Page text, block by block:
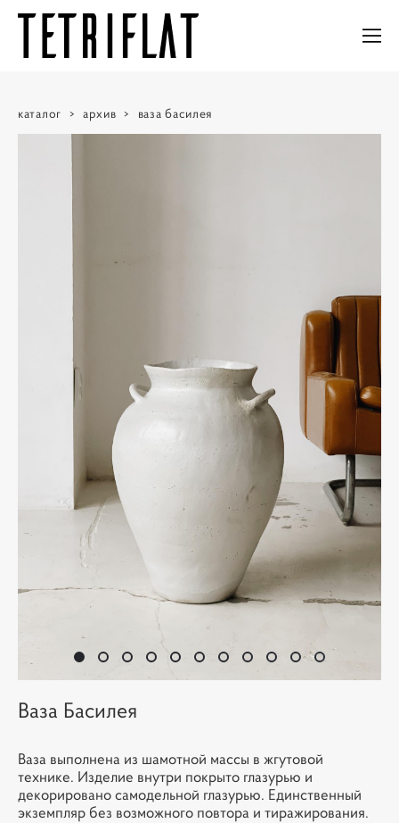
каталог > архив > ваза басилея
Ваза Басилея
Ваза выполнена из шамотной массы в жгутовой
технике. Изделие внутри покрыто глазурью и
декорировано самодельной глазурью. Единственный
экземпляр без возможного повтора и тиражирования.